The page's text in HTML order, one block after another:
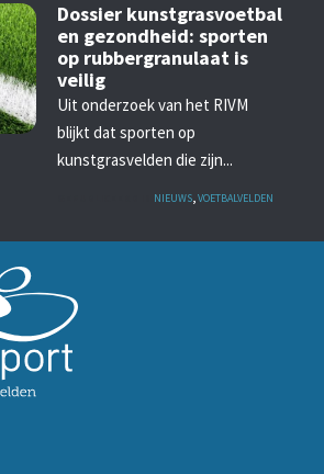
Dossier kunstgrasvoetbal
en gezondheid: sporten
op rubbergranulaat is
veilig
Uit onderzoek van het RIVM
blijkt dat sporten op
kunstgrasvelden die zijn...
NIEUWS,VOETBALVELDEN